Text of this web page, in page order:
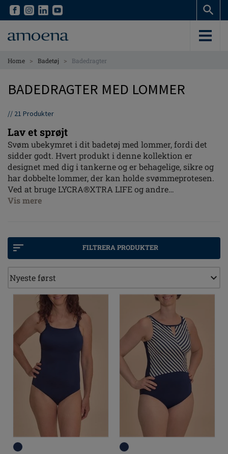
Skip
content
Skip
content
Home > Badetøj > Badedragter
BADEDRAGTER MED LOMMER
// 21 Produkter
Lav et sprøjt
Svøm ubekymret i dit badetøj med lommer, fordi det
sidder godt. Hvert produkt i denne kollektion er
designet med dig i tankerne og er behagelige, sikre og
har dobbelte lommer, der kan holde svømmeprotesen.
Ved at bruge LYCRA®XTRA LIFE og andre
højteknologiske materialer, kan du regne med, at dit
Vis mere
FILTRERA PRODUKTER